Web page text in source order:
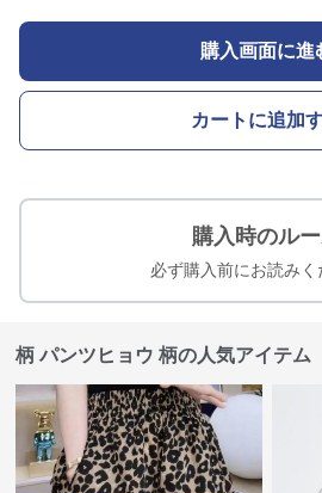
購入画面に進
カートに追加
購入時のル
必ず購入前にお読みく
柄 パンツヒョウ 柄の人気アイテム